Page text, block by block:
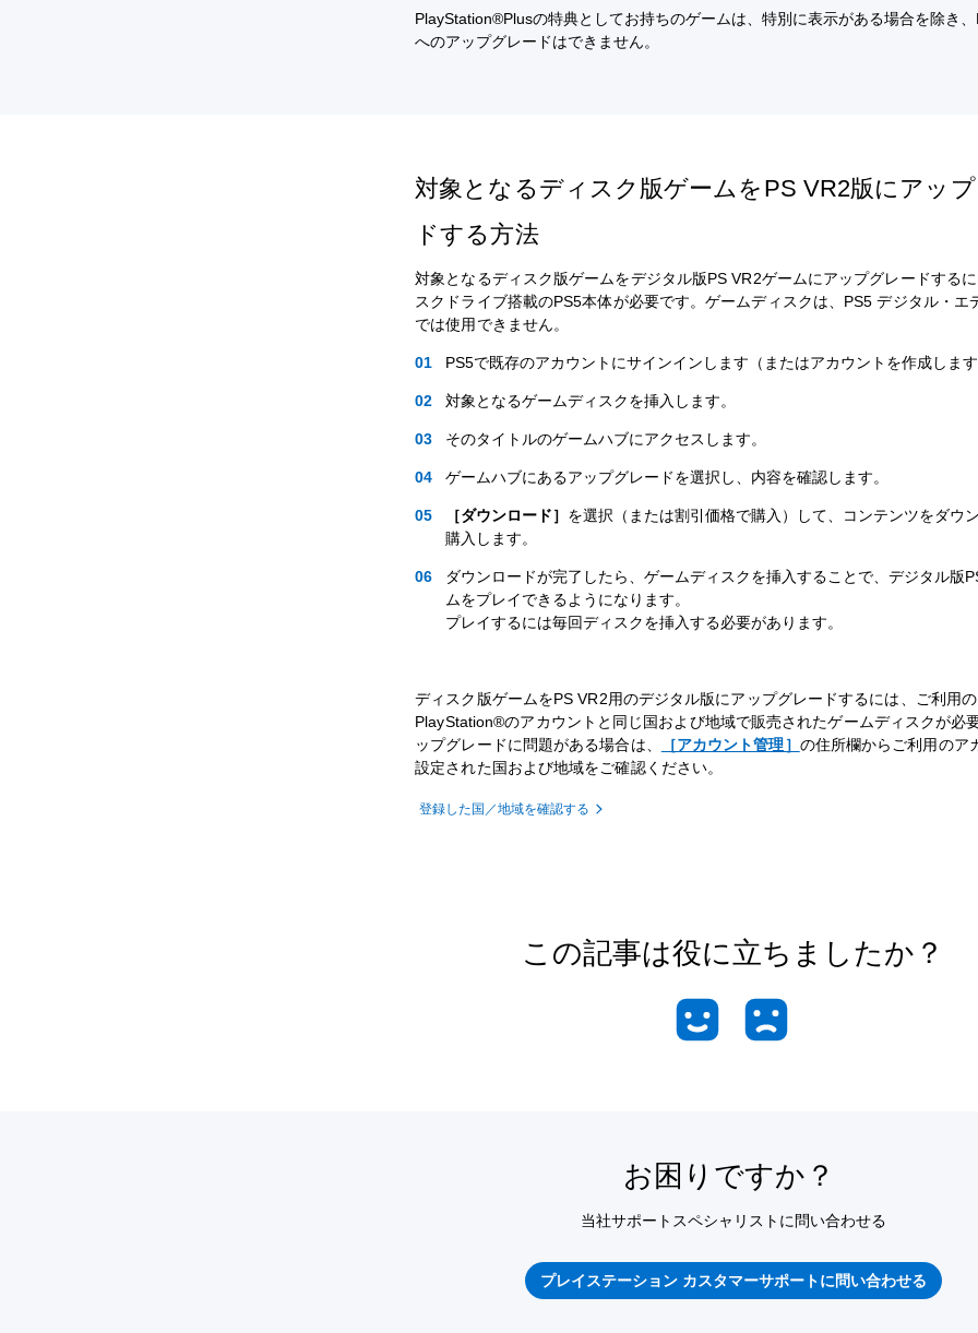
PlayStation®Plusの特典としてお持ちのゲームは、特別に表示がある場合を除き
へのアップグレードはできません。
対象となるディスク版ゲームをPS VR2版にアッ
ドする方法
対象となるディスク版ゲームをデジタル版PS VR2ゲームにアップグレードするに
スクドライブ搭載のPS5本体が必要です。ゲームディスクは、PS5 デジタル・エ
では使用できません。
PS5で既存のアカウントにサインインします（またはアカウントを作成します
対象となるゲームディスクを挿入します。
そのタイトルのゲームハブにアクセスします。
ゲームハブにあるアップグレードを選択し、内容を確認します。
［ダウンロード］ を選択（または割引価格で購入）して、コンテンツをダウ
購入します。
ダウンロードが完了したら、ゲームディスクを挿入することで、デジタル版
ムをプレイできるようになります。
プレイするには毎回ディスクを挿入する必要があります。
ディスク版ゲームをPS VR2用のデジタル版にアップグレードするには、ご利用の
PlayStation®のアカウントと同じ国および地域で販売されたゲームディスクが必
ップグレードに問題がある場合は、
［アカウント管理］ の住所欄からご利用のア
設定された国および地域をご確認ください。
登録した国／地域を確認する
この記事は役に立ちましたか？
お困りですか？
当社サポートスペシャリストに問い合わせる
プレイステーション カスタマーサポートに問い合わせる